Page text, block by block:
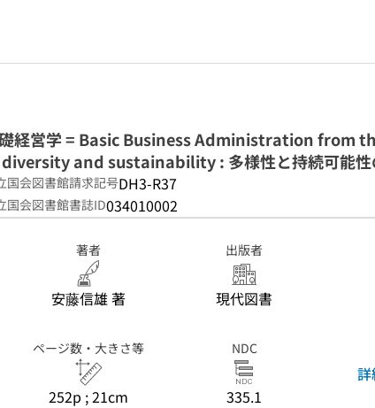
ページへのリンク
経営学 = Basic Business Administration from
and sustainability : 多様性と持続可能性
国会図書館請求記号DH3-R37
国会図書館書誌ID034010002
著者
安藤信雄 著
出版者
現代図書
ページ数・大きさ等
252p ; 21cm
NDC
335.1
詳